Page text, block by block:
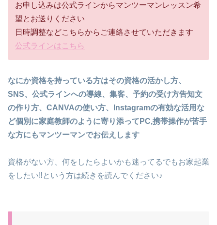
お申し込みは公式ラインからマンツーマンレッスン希
望とお送りください
日時調整などこちらからご連絡させていただきます
公式ラインはこちら
なにか資格を持っている方はその資格の活かし方、
SNS、公式ラインへの導線、集客、予約の受け方告知文
の作り方、CANVAの使い方、Instagramの有効な活用な
ど個別に家庭教師のように寄り添ってPC,携帯操作が苦手
な方にもマンツーマンでお伝えします
資格がない方、何をしたらよいかも迷ってるでもお家起業
をしたい‼という方は続きを読んでください♪